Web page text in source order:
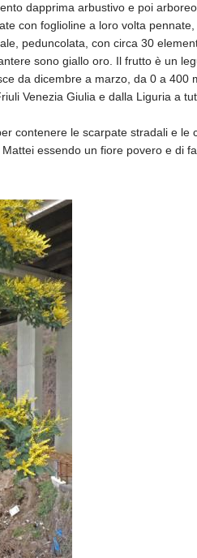
dapprima arbustivo e poi
con foglioline a loro volta
peduncolata, con circa 30
sono giallo oro. Il frutto è un
da dicembre a marzo, da 0 a
Venezia Giulia e dalla Liguria a
contenere le scarpate stradali e
essendo un fiore povero e di